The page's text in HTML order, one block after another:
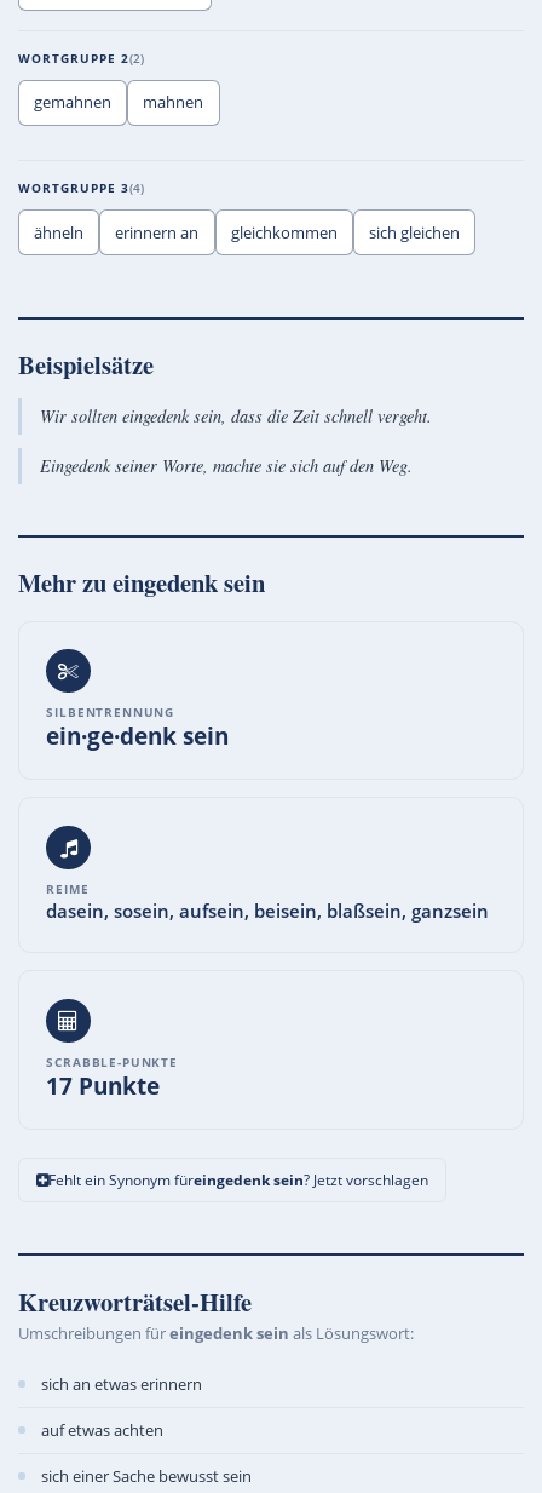
WORTGRUPPE 2 2
gemahnen mahnen
WORTGRUPPE 3 4
ähneln erinnern an gleichkommen sich gleichen
Beispielsätze
Wir sollten eingedenk sein, dass die Zeit schnell vergeht.
Eingedenk seiner Worte, machte sie sich auf den Weg.
Mehr zueingedenk sein
SILBENTRENNUNG
ein·ge·denk sein
REIME
dasein, sosein, aufsein, beisein, blaßsein, ganzsein
SCRABBLE-PUNKTE
17 Punkte
Fehlt ein Synonym füreingedenk sein? Jetzt vorschlagen
Kreuzworträtsel-Hilfe
Umschreibungen füreingedenk sein als Lösungswort:
sich an etwas erinnern
auf etwas achten
sich einer Sache bewusst sein